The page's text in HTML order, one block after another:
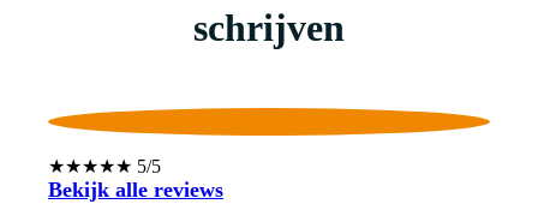
schrijven
★★★★★ 5/5
Bekijk alle reviews